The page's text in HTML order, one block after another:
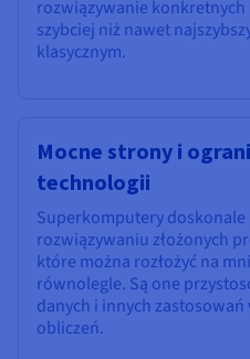
rozwiązywanie
szybciej niż nawet
klasycznym.
Mocne strony i
technologii
Superkomputery doskonale
rozwiązywaniu złożonych
które można rozłożyć na
równolegle. Są one
danych i innych
obliczeń.